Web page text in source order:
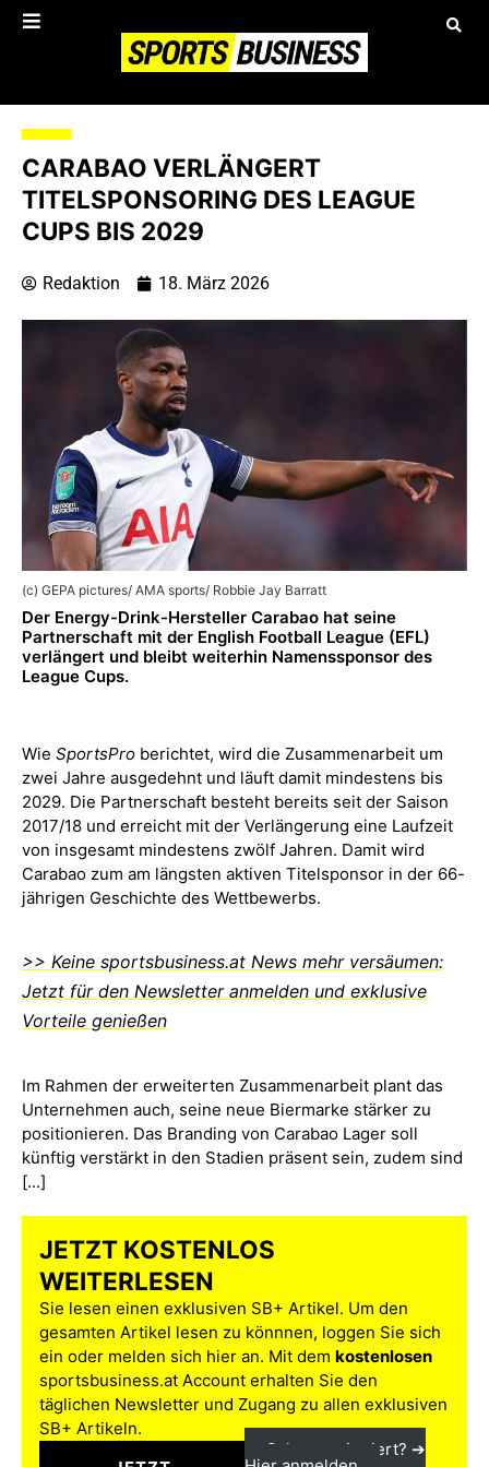
CARABAO VERLÄNGERT
TITELSPONSORING DES LEAGUE
CUPS BIS 2029
Redaktion 18. März 2026
(c) GEPA pictures/ AMA sports/ Robbie Jay Barratt
Der Energy-Drink-Hersteller Carabao hat seine
Partnerschaft mit der English Football League (EFL)
verlängert und bleibt weiterhin Namenssponsor des
League Cups.
Wie SportsPro berichtet, wird die Zusammenarbeit um
zwei Jahre ausgedehnt und läuft damit mindestens bis
2029. Die Partnerschaft besteht bereits seit der Saison
2017/18 und erreicht mit der Verlängerung eine Laufzeit
von insgesamt mindestens zwölf Jahren. Damit wird
Carabao zum am längsten aktiven Titelsponsor in der 66-
jährigen Geschichte des Wettbewerbs.
>> Keine sportsbusiness.at News mehr versäumen:
Jetzt für den Newsletter anmelden und exklusive
Vorteile genießen
Im Rahmen der erweiterten Zusammenarbeit plant das
Unternehmen auch, seine neue Biermarke stärker zu
positionieren. Das Branding von Carabao Lager soll
künftig verstärkt in den Stadien präsent sein, zudem sind
[...]
JETZT KOSTENLOS
WEITERLESEN
Sie lesen einen exklusiven SB+ Artikel. Um den
gesamten Artikel lesen zu könnnen, loggen Sie sich
ein oder melden sich hier an. Mit dem kostenlosen
sportsbusiness.at Account erhalten Sie den
täglichen Newsletter und Zugang zu allen exklusiven
SB+ Artikeln.
Schon registriert? ➔